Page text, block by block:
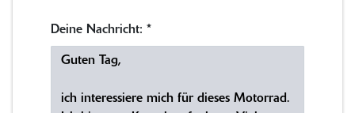
Deine Nachricht: *